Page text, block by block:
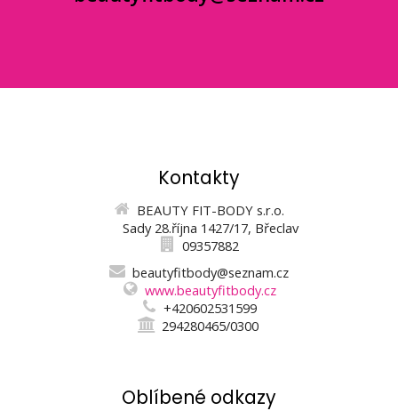
Kontakty
BEAUTY FIT-BODY s.r.o.
Sady 28.října 1427/17, Břeclav
09357882
beautyfitbody@seznam.cz
www.beautyfitbody.cz
+420602531599
294280465/0300
Oblíbené odkazy